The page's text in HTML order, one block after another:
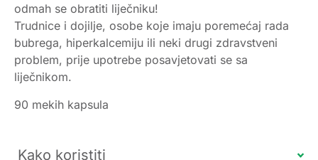
odmah se obratiti liječnikuǃ
Trudnice i dojilje, osobe koje imaju poremećaj rada
bubrega, hiperkalcemiju ili neki drugi zdravstveni
problem, prije upotrebe posavjetovati se sa
liječnikom.
90 mekih kapsula
Kako koristiti